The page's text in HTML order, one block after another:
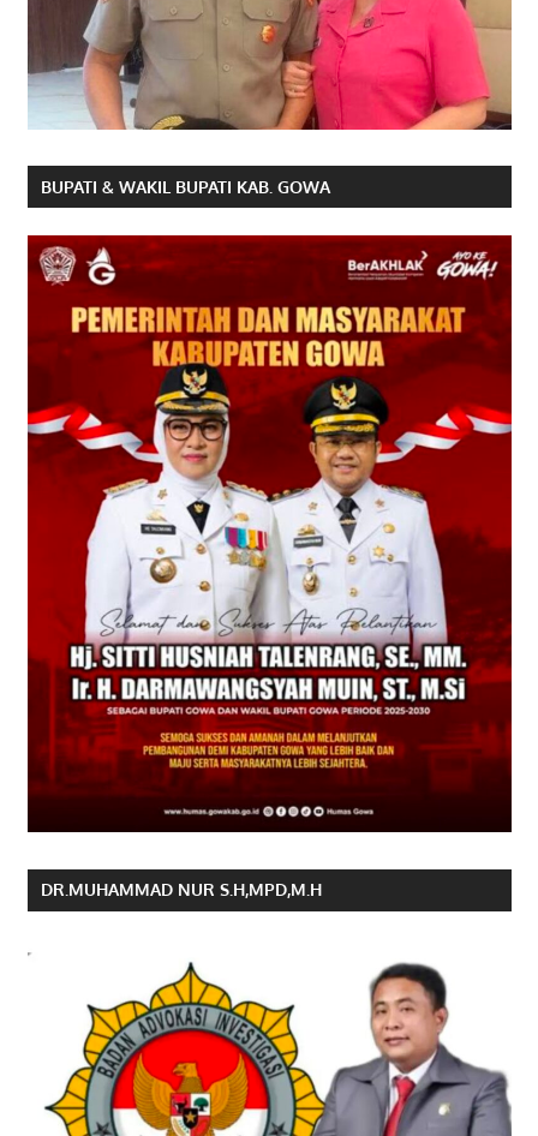
BUPATI & WAKIL BUPATI KAB. GOWA
DR.MUHAMMAD NUR S.H,MPD,M.H